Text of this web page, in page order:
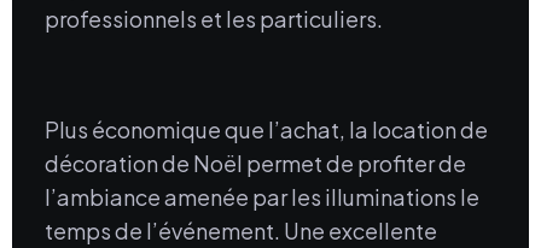
professionnels et les particuliers.
Plus économique que l’achat, la location de
décoration de Noël permet de profiter de
l’ambiance amenée par les illuminations le
temps de l’événement. Une excellente